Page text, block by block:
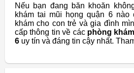
Nếu bạn đang băn khoăn
khám tai mũi họng quận 6 nào
khám cho con trẻ và gia đình
cấp thông tin về các phòng
6 uy tín và đáng tin cậy nhất.